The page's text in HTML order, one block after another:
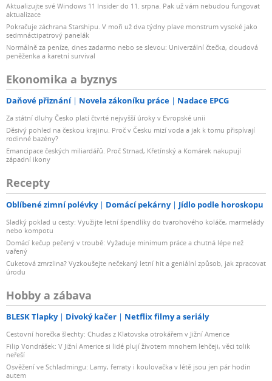
Aktualizujte své Windows 11 Insider do 11. srpna. Pak už vám nebudou fungovat
aktualizace
Pokračuje záchrana Starshipu. V moři už dva týdny plave monstrum vysoké jako
sedmnáctipatrový panelák
Normálně za peníze, dnes zadarmo nebo se slevou: Univerzální čtečka, cloudová
peněženka a karetní survival
Ekonomika a byznys
Daňové přiznání Novela zákoníku práce Nadace EPCG
Za státní dluhy Česko platí čtvrté nejvyšší úroky v Evropské unii
Děsivý pohled na českou krajinu. Proč v Česku mizí voda a jak k tomu přispívají
rodinné bazény?
Emancipace českých miliardářů. Proč Strnad, Křetínský a Komárek nakupují
západní ikony
Recepty
Oblíbené zimní polévky Domácí pekárny Jídlo podle horoskopu
Sladký poklad u cesty: Využijte letní špendlíky do tvarohového koláče, marmelády
nebo kompotu
Domácí kečup pečený v troubě: Vyžaduje minimum práce a chutná lépe než
vařený
Cuketová zmrzlina? Vyzkoušejte nečekaný letní hit a geniální způsob, jak zpracovat
úrodu
Hobby a zábava
BLESK Tlapky Divoký kačer Netflix filmy a seriály
Cestovní horečka šlechty: Chuďas z Klatovska otrokářem v Jižní Americe
Filip Vondrášek: V Jižní Americe si lidé plují životem mnohem lehčeji, věci tolik
neřeší
Osvěžení ve Schladmingu: Lamy, ferraty i koulovačka v létě jsou jen pár hodin
autem